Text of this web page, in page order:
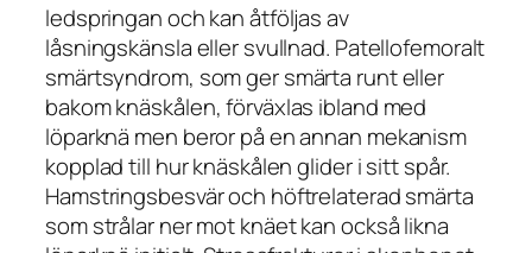
ledspringan och kan åtföljas av
låsningskänsla eller svullnad. Patellofemoralt
smärtsyndrom, som ger smärta runt eller
bakom knäskålen, förväxlas ibland med
löparknä men beror på en annan mekanism
kopplad till hur knäskålen glider i sitt spår.
Hamstringsbesvär och höftrelaterad smärta
som strålar ner mot knäet kan också likna